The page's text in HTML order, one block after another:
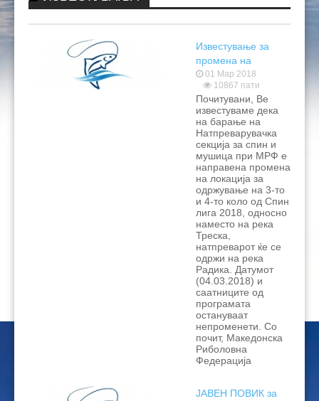
Известување за
промена на
локација
01 Мар 2018
10867 пати
Почитувани, Ве
известуваме дека
на барање на
Натпреварувачка
секција за спин и
мушица при МРФ е
направена промена
на локација за
одржување на 3-то
и 4-то коло од Спин
лига 2018, односно
наместо на река
Треска,
натпреварот ќе се
одржи на река
Радика. Датумот
(04.03.2018) и
саатниците од
програмата
остануваат
непроменети. Со
почит, Македонска
Риболовна
Федерација
ЈАВЕН ПОВИК за
РЕЗУЛТАТИ 2024
НАТПРЕВАРИ 2023
РЕЗУЛТАТИ
НАТПРЕВАРИ 2021
ЛИЧНИ КАРТИ
ПРАВИЛНИЦИ
ПРАВИЛНИЦИ НА МРФ
РЕГИСТРАЦИЈА НА СПОРТИСТИ
ЦЕНОВНИЦИ ЗА ЛЕГИТИМАЦИИ И ДОЗВОЛИ
ЦЕНОВНИЦИ 2017
КОНТАКТ